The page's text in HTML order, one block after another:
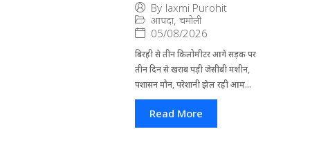
By laxmi Purohit
आपदा, चमोली
05/08/2026
बिरही से तीन किलोमीटर आगे सड़क पर
तीन दिन से खराब पड़ी जेसीबी मशीन,
पशासन मौन, परेशानी झेल रही आम...
Read More